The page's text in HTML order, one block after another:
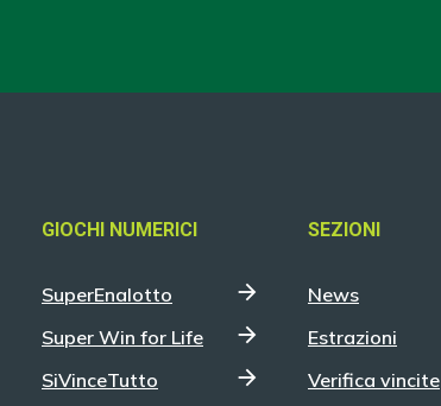
GIOCHI NUMERICI
SuperEnalotto
Super Win for Life
SiVinceTutto
SEZIONI
News
Estrazioni
Verifica vincite